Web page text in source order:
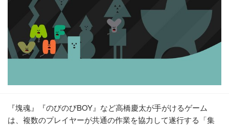
『塊魂』『のびのびBOY』など高橋慶太が手がけるゲーム
は、複数のプレイヤーが共通の作業を協力して遂行する「集